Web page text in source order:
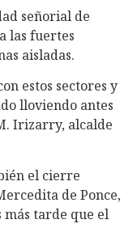
señorial de
las fuertes
aisladas.
estos sectores y
lloviendo antes
Irizarry, alcalde
el cierre
de Ponce,
más tarde que el